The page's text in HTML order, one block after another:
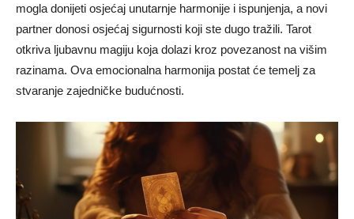
mogla donijeti osjećaj unutarnje harmonije i ispunjenja, a novi
partner donosi osjećaj sigurnosti koji ste dugo tražili. Tarot
otkriva ljubavnu magiju koja dolazi kroz povezanost na višim
razinama. Ova emocionalna harmonija postat će temelj za
stvaranje zajedničke budućnosti.